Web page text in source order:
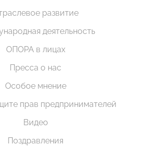
развитие
деятельность
ОПОРА в лицах
Пресса о нас
Особое мнение
прав предпринимателей
Видео
Поздравления